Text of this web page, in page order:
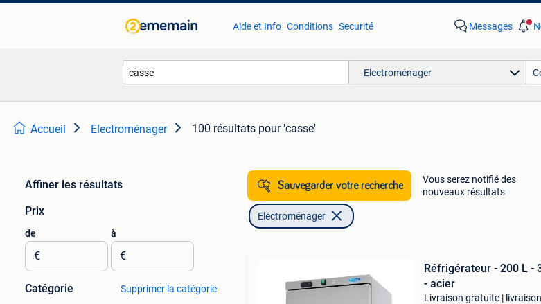
Aide et Info Conditions Securité Messages
Electroménager
Accueil Electroménager 100 résultats pour 'casse'
Affiner les résultats
Prix
de
€
à
€
Catégorie Supprimer la catégorie
Sauvegarder votre recherche
Vous serez notifié des
nouveaux résultats
Electroménager
Réfrigérateur - 200 L -
- acier
Livraison gratuite |